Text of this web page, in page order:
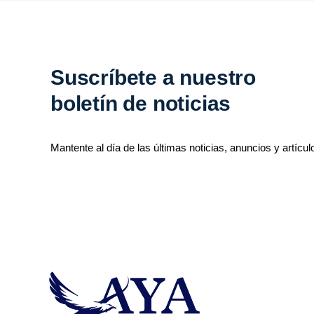
Suscríbete a nuestro
boletín de noticias
Mantente al día de las últimas noticias, anuncios y